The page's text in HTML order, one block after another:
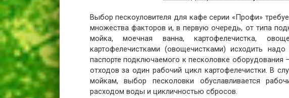
Выбор пескоуловителя для кафе серии «Профи»
множества факторов и, в первую очередь, от типа
мойка, моечная ванна, картофелечистка,
картофелечистками (овощечистками) исходить
паспорте подключаемого к песколовке
отходов за один рабочий цикл картофелечистки. В
мойкам, выбор песколовки обуславливается
расходом воды и цикличностью сбросов.